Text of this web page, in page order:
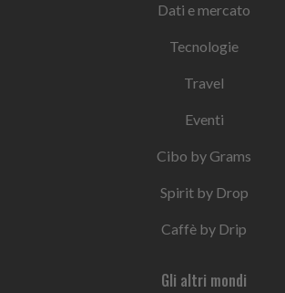
Dati e mercato
Tecnologie
Travel
Eventi
Cibo by Grams
Spirit by Drop
Caffè by Drip
Gli altri mondi